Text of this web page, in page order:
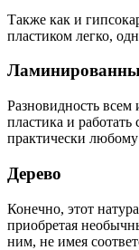
Также как и
пластиком легко,
Разновидность
пластика и
практически любому
Дерево
Конечно, этот
приобретая
ним, не имея